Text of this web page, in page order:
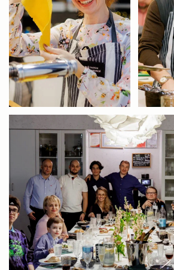
Афиша ближайжих
мероприятий
Отзывы
Ваши отзывы помогают нам становиться
лучше! Прочитайте впечатления наших
гостей и поделитесь своим мнением.
Мы ценим каждое ваше слово!
M C
23 января 2024
Полностью оборудованная, уютная